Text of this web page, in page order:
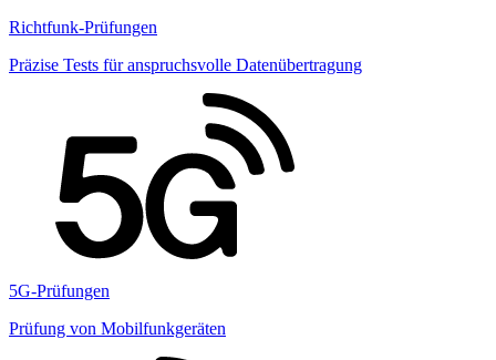
Richtfunk-Prüfungen
Präzise Tests für anspruchsvolle Datenübertragung
5G-Prüfungen
Prüfung von Mobilfunkgeräten